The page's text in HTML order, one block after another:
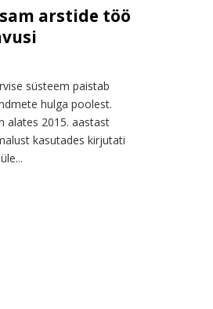
arstide töö
süsteem paistab
hulga poolest.
alates 2015. aastast
kasutades kirjutati